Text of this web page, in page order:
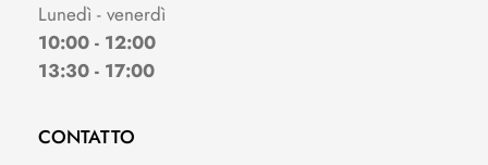
Lunedì - venerdì
10:00 - 12:00
13:30 - 17:00
CONTATTO